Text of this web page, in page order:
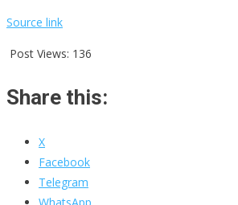
Source link
Post Views: 136
Share this:
X
Facebook
Telegram